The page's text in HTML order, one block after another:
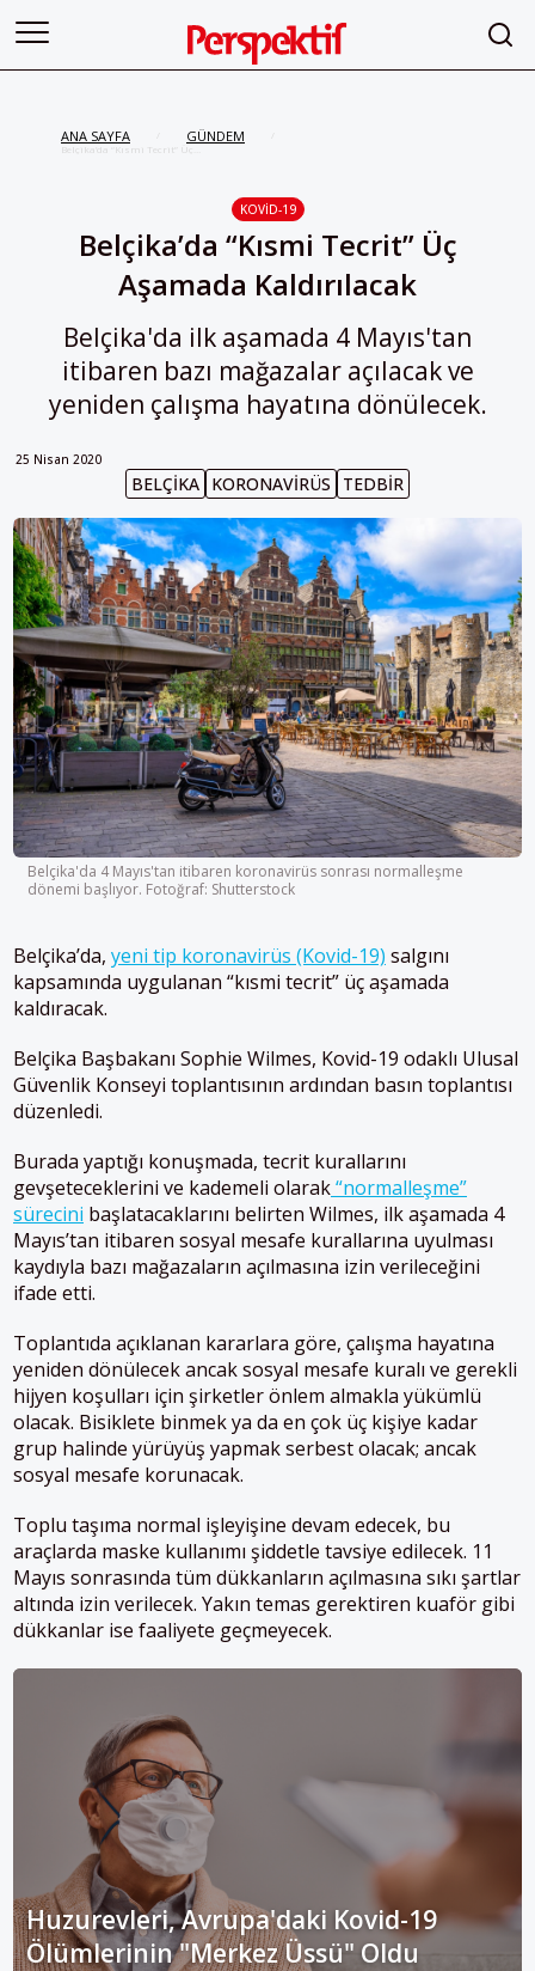
ANA SAYFA GÜNDEM
Belçika’da “Kısmi Tecrit” Üç
KOVID-19
Belçika’da “Kısmi Tecrit” Üç
Aşamada Kaldırılacak
Belçika'da ilk aşamada 4 Mayıs'tan
itibaren bazı mağazalar açılacak ve
yeniden çalışma hayatına dönülecek.
25 Nisan 2020
BELÇIKA KORONAVIRÜS TEDBIR
Belçika'da 4 Mayıs'tan itibaren koronavirüs sonrası normalleşme
dönemi başlıyor. Fotoğraf: Shutterstock
Belçika’da, yeni tip koronavirüs (Kovid-19) salgını
kapsamında uygulanan “kısmi tecrit” üç aşamada
kaldıracak.
Belçika Başbakanı Sophie Wilmes, Kovid-19 odaklı Ulusal
Güvenlik Konseyi toplantısının ardından basın toplantısı
düzenledi.
Burada yaptığı konuşmada, tecrit kurallarını
gevşeteceklerini ve kademeli olarak“normalleşme”
sürecini başlatacaklarını belirten Wilmes, ilk aşamada 4
Mayıs’tan itibaren sosyal mesafe kurallarına uyulması
kaydıyla bazı mağazaların açılmasına izin verileceğini
ifade etti.
Toplantıda açıklanan kararlara göre, çalışma hayatına
yeniden dönülecek ancak sosyal mesafe kuralı ve gerekli
hijyen koşulları için şirketler önlem almakla yükümlü
olacak. Bisiklete binmek ya da en çok üç kişiye kadar
grup halinde yürüyüş yapmak serbest olacak; ancak
sosyal mesafe korunacak.
Toplu taşıma normal işleyişine devam edecek, bu
araçlarda maske kullanımı şiddetle tavsiye edilecek. 11
Mayıs sonrasında tüm dükkanların açılmasına sıkı şartlar
altında izin verilecek. Yakın temas gerektiren kuaför gibi
dükkanlar ise faaliyete geçmeyecek.
Huzurevleri, Avrupa'daki Kovid-19
Ölümlerinin "Merkez Üssü" Oldu